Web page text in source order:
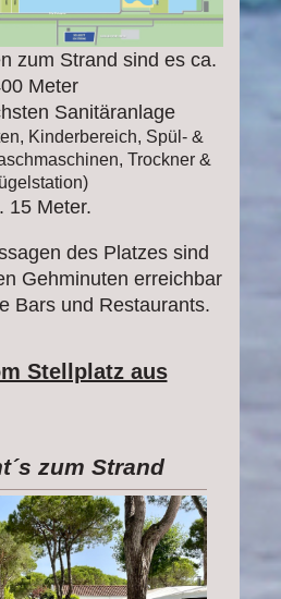
zum Strand sind es ca.
Meter
Sanitäranlage
Kinderbereich, Spül- &
Trockner &
15 Meter.
des Platzes sind
Gehminuten erreichbar
Bars und Restaurants.
Stellplatz aus
zum Strand